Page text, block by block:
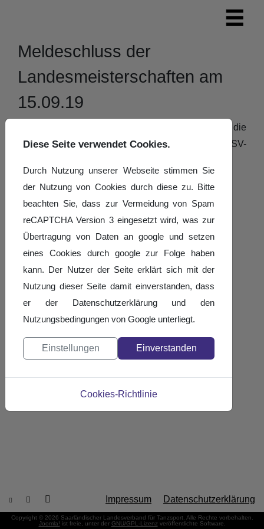
Meldeschluss der
Landesmeisterschaften am
15.09.19
Bitte beachten Sie den Meldeschluss für die
Landesmeisterschaften am 15.09.2019 in der ATSV-
Meldeschluss LM 2-2019
Veröffentlicht: 30. August 2019
Diese Seite verwendet Cookies.
Durch Nutzung unserer Webseite stimmen Sie
der Nutzung von Cookies durch diese zu. Bitte
beachten Sie, dass zur Vermeidung von Spam
reCAPTCHA Version 3 eingesetzt wird, was zur
Übertragung von Daten an google und setzen
eines Cookies durch google zur Folge haben
kann. Der Nutzer der Seite erklärt sich mit der
Nutzung dieser Seite damit einverstanden, dass
er der Datenschutzerklärung und den
Nutzungsbedingungen von Google unterliegt.
Einstellungen Einverstanden
Cookies-Richtlinie
Impressum Datenschutzerklärung
Copyright © 2026 Saarländischer Landesverband für Tanzsport. Alle Rechte vorbehalten.
Joomla! ist freie, unter der GNU/GPL-Lizenz veröffentlichte Software.